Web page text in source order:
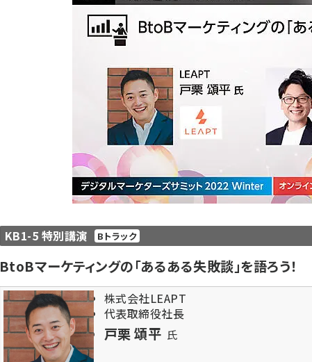
KB1-5 特別講演 Bトラック
BtoBマーケティングの「あるある失敗談」を語ろう！
株式会社LEAPT
代表取締役社長
戸栗 頌平 氏